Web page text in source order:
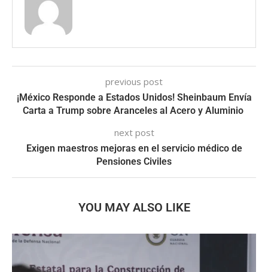
previous post
¡México Responde a Estados Unidos! Sheinbaum Envía
Carta a Trump sobre Aranceles al Acero y Aluminio
next post
Exigen maestros mejoras en el servicio médico de
Pensiones Civiles
YOU MAY ALSO LIKE